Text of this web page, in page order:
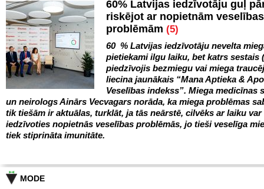
60% Latvijas iedzīvotāju guļ
riskējot ar nopietnām veselības
problēmām (5)
60 % Latvijas iedzīvotāju nevelta
pietiekami ilgu laiku, bet katrs sestais
piedzīvojis bezmiegu vai miega
liecina jaunākais “Mana Aptieka &
Veselības indekss”. Miega medicīnas
un neirologs Ainārs Vecvagars norāda, ka miega problēmas
tik tiešām ir aktuālas, turklāt, ja tās neārstē, cilvēks ar laiku var
iedzīvoties nopietnās veselības problēmās, jo tieši veselīga
tiek stiprināta imunitāte.
MODE